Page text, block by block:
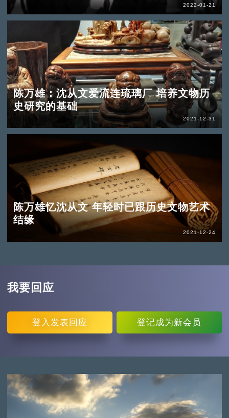
2022-01-21
陈万雄：沈从文爱流连琉璃厂 培养文物历
史研究的基础
2021-12-31
陈万雄忆沈从文 年轻时已跟历史文物艺术
结缘
2021-12-24
我要回应
登入 发表回应 登记成为新会员